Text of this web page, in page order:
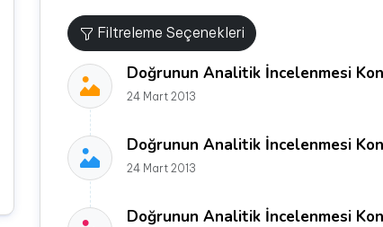
Filtreleme Seçenekleri
Doğrunun Analitik İncelenmesi
24 Mart 2013
Doğrunun Analitik İncelenmesi
24 Mart 2013
Doğrunun Analitik İncelenmesi